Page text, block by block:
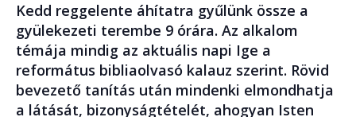
Kedd reggelente áhítatra gyűlünk össze a
gyülekezeti terembe 9 órára. Az alkalom
témája mindig az aktuális napi Ige a
református bibliaolvasó kalauz szerint. Rövid
bevezető tanítás után mindenki elmondhatja
a látását, bizonyságtételét, ahogyan Isten